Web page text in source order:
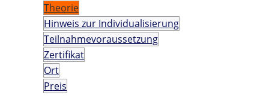
Theorie
Hinweis zur Individualisierung
Teilnahmevoraussetzung
Zertifikat
Ort
Preis